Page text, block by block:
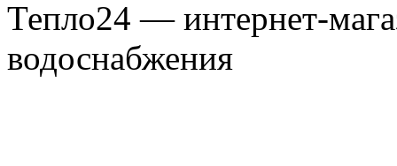
Тепло24 — интернет-
водоснабжения